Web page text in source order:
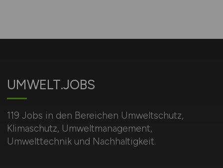
UMWELT.JOBS
119 Jobs in den Bereichen Umweltschutz,
Klimaschutz, Umweltmanagement,
Umwelttechnik und Nachhaltigkeit.